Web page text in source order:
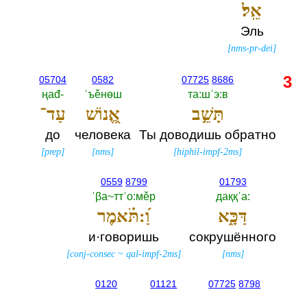
אֵֽל׃
Эль
[nms-pr-dei]
07725 8686
та:шˈэ:в
תָּשֵׁ֣ב
Ты доводишь обратно
[hiphil-impf-2ms]
0582
ˈъěнөш
אֱ֭נוֹשׁ
человека
[nms]
05704
ңаđ-‎
עַד־
до
[prep]
01793
даққˈа:‎
דַּכָּ֑א
сокрушённого
[nms]
0559 8799
ˈβа~ттˈо:мěр
וַ֝:תֹּ֗אמֶר
и·говоришь
[conj-consec ~qal-impf-2ms]
07725 8798
01121
0120
3